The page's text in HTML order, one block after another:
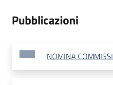
Pubblicazioni
NOMINA